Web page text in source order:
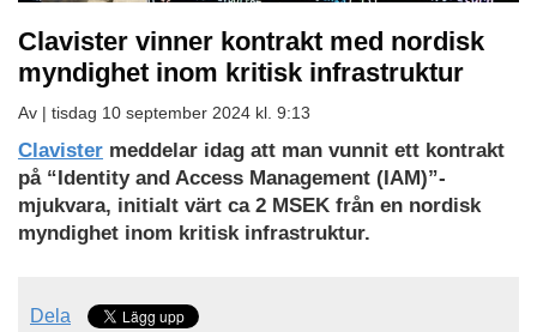
Clavister vinner kontrakt med nordisk
myndighet inom kritisk infrastruktur
Av | tisdag 10 september 2024 kl. 9:13
Clavister meddelar idag att man vunnit ett kontrakt
på “Identity and Access Management (IAM)”-
mjukvara, initialt värt ca 2 MSEK från en nordisk
myndighet inom kritisk infrastruktur.
Dela